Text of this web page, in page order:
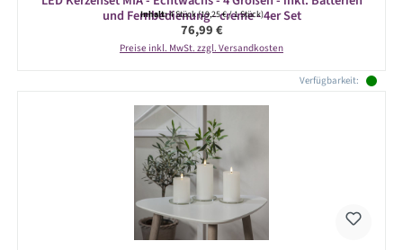
und Fernbedienung - creme - 4er Set
Inhalt:4 Stück(19,25 € / 1 Stück)
Regulärer Preis:
76,99 €
Preise inkl. MwSt. zzgl. Versandkosten
Verfügbarkeit: